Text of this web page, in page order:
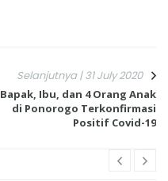
Selanjutnya | 31 July 2020
Bapak, Ibu, dan 4 Orang Anak
di Ponorogo Terkonfirmasi
Positif Covid-19